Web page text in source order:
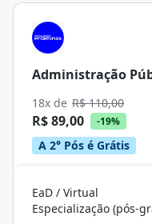
Administração
18x de R$ 110,00
R$ 89,00 -19%
A 2° Pós é Grátis
EaD / Virtual